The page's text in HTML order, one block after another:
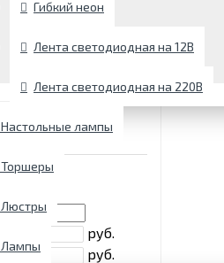
Гибкий неон
Лента светодиодная на 12В
Лента светодиодная на 220В
Настольные лампы
Торшеры
Люстры
Лампы
руб.
руб.